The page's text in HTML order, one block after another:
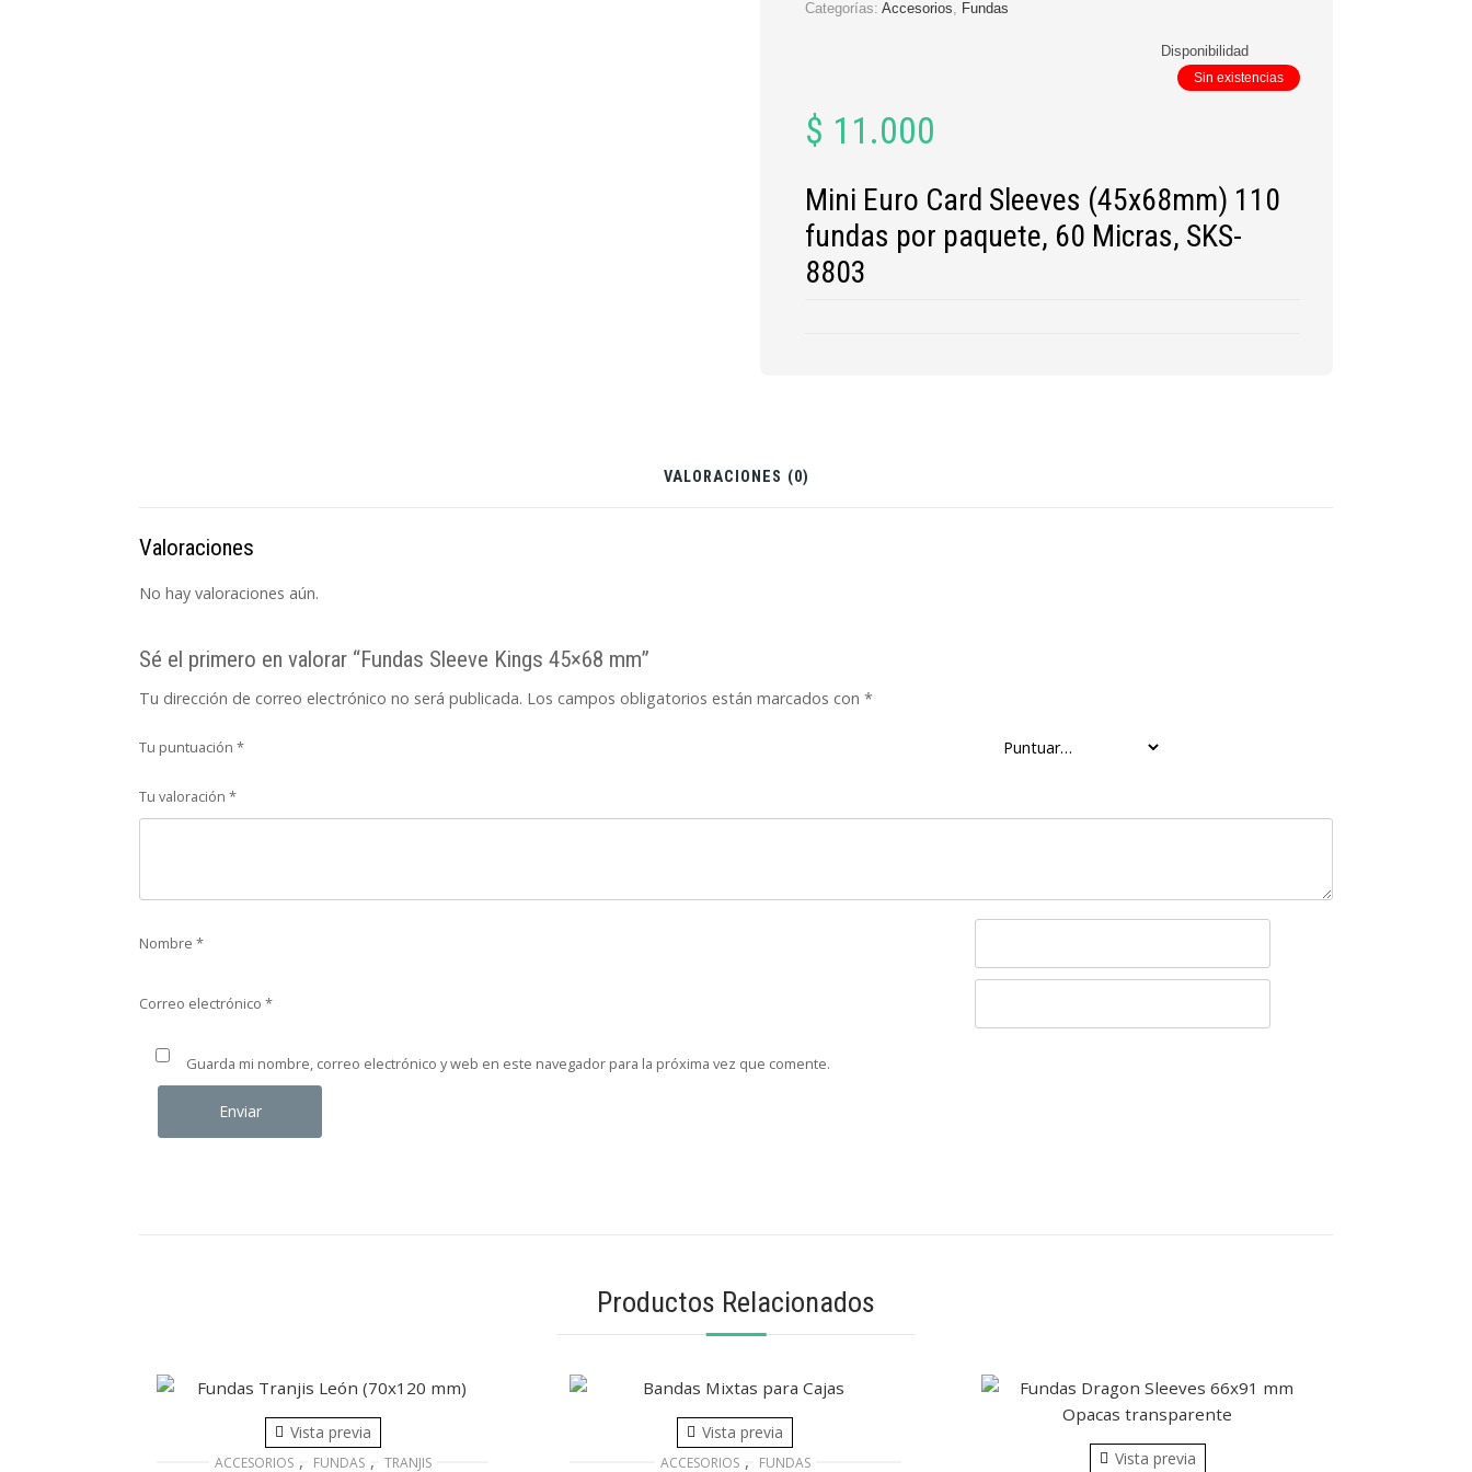
Categorías: Accesorios, Fundas
Disponibilidad
Sin existencias
$ 11.000
Mini Euro Card Sleeves (45x68mm) 110
fundas por paquete, 60 Micras, SKS-
8803
VALORACIONES (0)
Valoraciones
No hay valoraciones aún.
Sé el primero en valorar “Fundas Sleeve Kings 45×68 mm”
Tu dirección de correo electrónico no será publicada. Los campos obligatorios están marcados con *
Tu puntuación *
Tu valoración *
Nombre *
Correo electrónico *
Guarda mi nombre, correo electrónico y web en este navegador para la próxima vez que comente.
Productos Relacionados
Vista previa
ACCESORIOS , FUNDAS , TRANJIS
Vista previa
ACCESORIOS , FUNDAS Vista previa